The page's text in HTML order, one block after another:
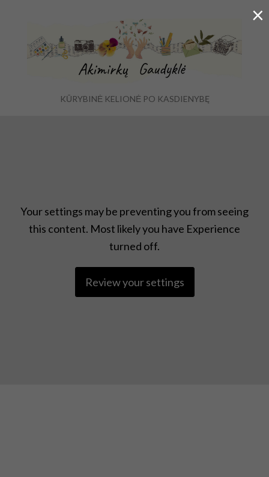
KŪRYBINĖ KELIONĖ PO KASDIENYBĘ
Your settings may be preventing you from seeing
this content. Most likely you have Experience
turned off.
Review your settings
×